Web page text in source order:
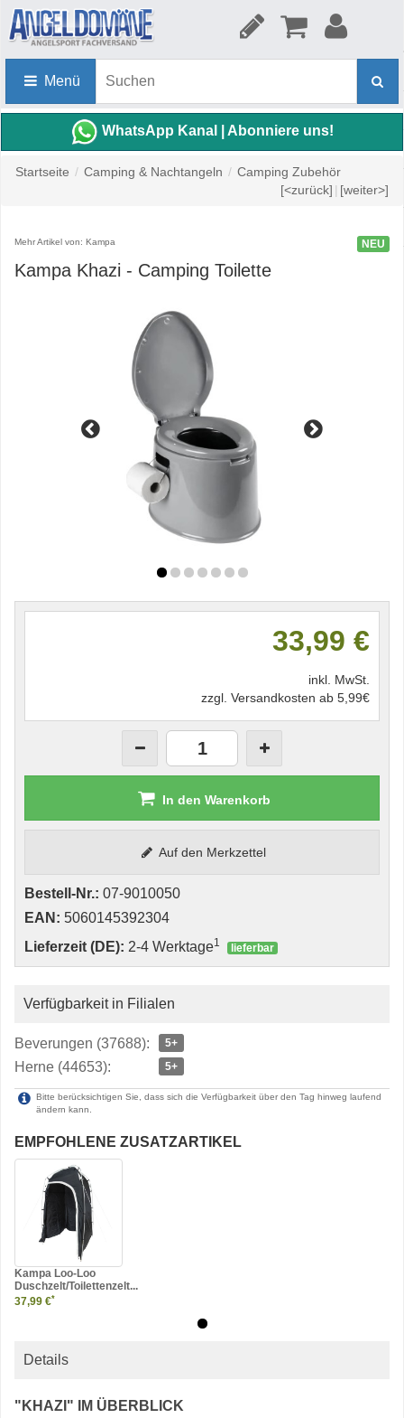
Menü
WhatsApp Kanal | Abonniere uns!
Startseite / Camping & Nachtangeln / Camping Zubehör
[<zurück] | [weiter>]
Mehr Artikel von: Kampa NEU
Kampa Khazi - Camping Toilette
33,99 €
inkl. MwSt.
zzgl. Versandkosten ab 5,99€
In den Warenkorb
Auf den Merkzettel
Bestell-Nr.: 07-9010050
EAN: 5060145392304
Lieferzeit (DE): 2-4 Werktage1 lieferbar
Verfügbarkeit in Filialen
Beverungen (37688): 5+
Herne (44653): 5+
Bitte berücksichtigen Sie, dass sich die Verfügbarkeit über den Tag hinweg laufend
ändern kann.
EMPFOHLENE ZUSATZARTIKEL
Kampa Loo-Loo
Duschzelt/Toilettenzelt...
37,99 €*
Details
"KHAZI" IM ÜBERBLICK